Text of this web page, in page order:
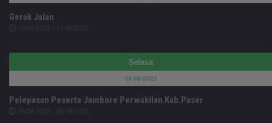
Gerak Jalan
Selasa
09-08-2022
Pelepasan Peserta Jambore Perwakilan Kab.Paser